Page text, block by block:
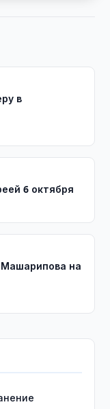
в
6 октября
на